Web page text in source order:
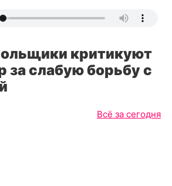
критикуют
за слабую борьбу с
Всё за сегодня